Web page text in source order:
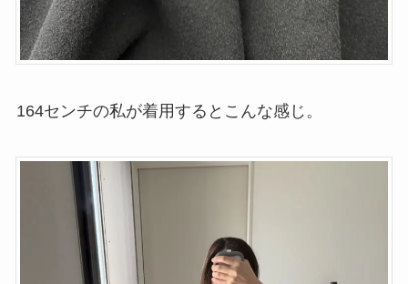
164センチの私が着用するとこんな感じ。